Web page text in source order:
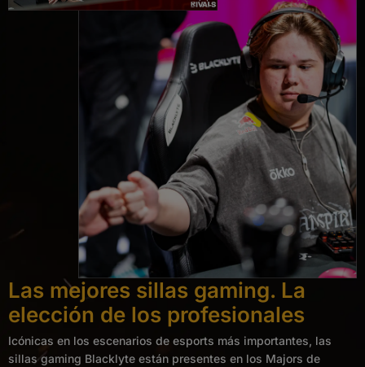
Las mejores sillas gaming. La
elección de los profesionales
Icónicas en los escenarios de esports más importantes, las
sillas gaming Blacklyte están presentes en los Majors de